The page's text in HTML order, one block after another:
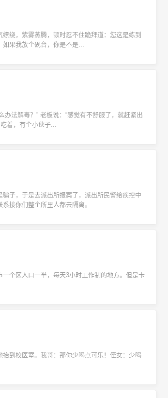
绕，紫雾蒸腾，顿时忍不住跪拜道：您这是练到
如果我放个砚台，你是不是...
法解毒？” 老板说：“感觉有不舒服了，就赶紧出
着，有个小伙子...
子，于是去派出所报案了，派出所民警给疾控中
接你们整个所里人都去隔离。
个区人口一半，每天3小时工作制的地方。但是卡
到校医室。我哥：那你少喝点可乐！侄女：少喝